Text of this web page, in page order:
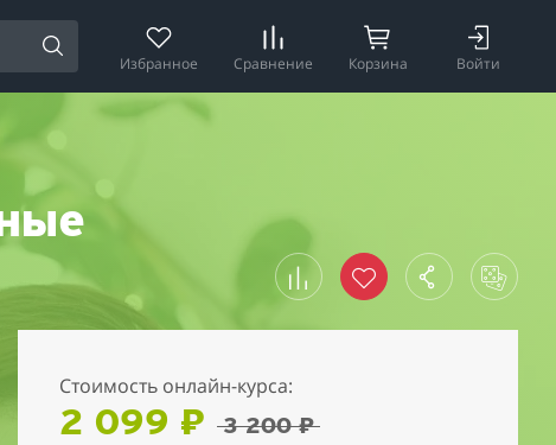
Избранное Сравнение Корзина Войти
Стоимость онлайн-курса:
2 099 ₽ 3 200 ₽